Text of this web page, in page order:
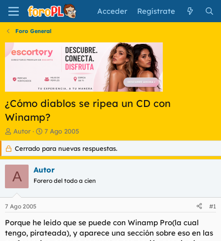
Acceder Regístrate
Foro General
¿Cómo diablos se ripea un CD con
Winamp?
I
n
c
i
a
d
o
d
t
Autor
F
e
c
h
a
d
e
i
c
o
7 Ago 2005
Cerrado para nuevas respuestas.
A Autor
Forero del todo a cien
7 Ago 2005 #1
Porque he leido que se puede con Winamp Pro(la cual
tengo, pirateada), y aparece una sección sobre eso en las